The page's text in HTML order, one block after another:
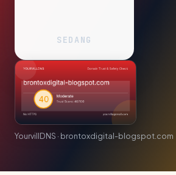
SEDANG
YourvillDNS · brontoxdigital-blogspot.com